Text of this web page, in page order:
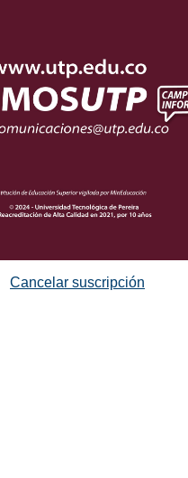
Cancelar suscripción